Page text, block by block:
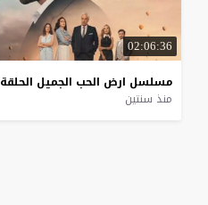
02:06:36
مسلسل ارض الحب الجميل الحلقة
منذ سنتين